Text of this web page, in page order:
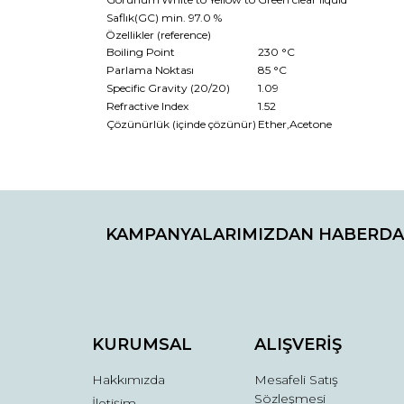
Saflık(GC) min. 97.0 %
Özellikler (reference)
Boiling Point
230 °C
Parlama Noktası
85 °C
Specific Gravity (20/20)
1.09
Refractive Index
1.52
Çözünürlük (içinde çözünür) Ether,Acetone
Görüş ve önerileriniz için teşekkür ederiz.
Ürün resmi kalitesiz, bozuk veya
Bu ürüne benzer farklı alternatifler olmalı.
KAMPANYALARIMIZDAN
KURUMSAL
Hakkımızda
ALIŞVERİŞ
Mesafeli Satış
Sözleşmesi